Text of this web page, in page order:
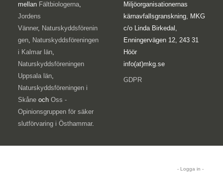
mellan Fältbiologerna,
Jordens
Vänner, Naturskyddsförenin
gen, Naturskyddsföreningen
i Kalmar län,
Naturskyddsföreningen
Uppsala län,
Naturskyddsföreningen i
Skåne och Oss -
Opinionsgruppen för säker
slutförvaring i Östhammar.
Miljöorganisationernas
kärnavfallsgranskning, MKG
c/o Linda Birkedal,
Enningervägen 12, 243 31
Höör
info(at)mkg.se
GDPR
- Logga in -